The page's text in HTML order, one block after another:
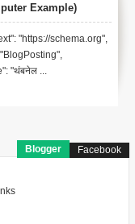
Example)
"https://schema.org",
"थंबनेल ...
Blogger Facebook